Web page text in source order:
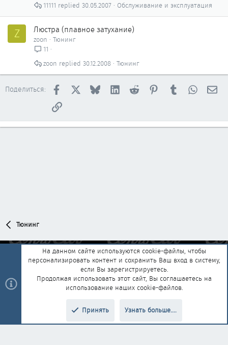
Обслуживание и эксплуатация
30.05.2007
11111
Z Люстра (плавное затухание)
zoon
Тюнинг
11
Тюнинг
30.12.2008
zoon
Поделиться: Facebook BlueskyLinkedInReddit PinterestTumblr
Ссылка
Тюнинг
Обратная связь
Условия и правила
Политика конфиденциальности
Помощь Главная
R
add-ons by ThemeHouse Перевод от Jumuro®
На данном сайте используются cookie-файлы, чтобы
персонализировать контент и сохранить Ваш вход в систему,
если Вы зарегистрируетесь.
Продолжая использовать этот сайт, Вы соглашаетесь на
использование наших cookie-файлов.
Принять Узнать больше....